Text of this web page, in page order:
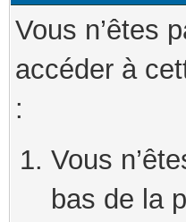
Vous n’êtes
accéder à
:
Vous
bas de la